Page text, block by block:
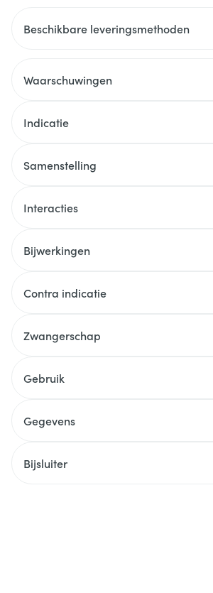
Beschikbare leveringsmethoden
Waarschuwingen
Indicatie
Samenstelling
Interacties
Bijwerkingen
Contra indicatie
Zwangerschap
Gebruik
Gegevens
Bijsluiter